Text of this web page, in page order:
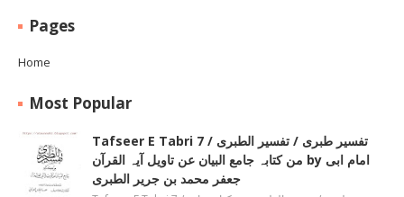
Pages
Home
Most Popular
Tafseer E Tabri 7 / تفسیر طبری / تفسیر الطبری
من کتابہ جامع البیان عن تاویل آیہ القرآن by امام ابی
جعفر محمد بن جریر الطبری